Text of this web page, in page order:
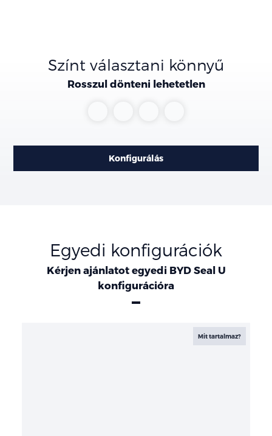
Színt választani könnyű
Rosszul dönteni lehetetlen
Konfigurálás
Egyedi konfigurációk
Kérjen ajánlatot egyedi BYD Seal U
konfigurációra
Mit tartalmaz?